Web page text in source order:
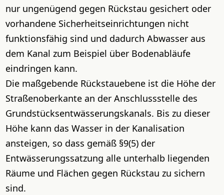
nur ungenügend gegen Rückstau gesichert oder
vorhandene Sicherheitseinrichtungen nicht
funktionsfähig sind und dadurch Abwasser aus
dem Kanal zum Beispiel über Bodenabläufe
eindringen kann.
Die maßgebende Rückstauebene ist die Höhe der
Straßenoberkante an der Anschlussstelle des
Grundstücksentwässerungskanals. Bis zu dieser
Höhe kann das Wasser in der Kanalisation
ansteigen, so dass gemäß §9(5) der
Entwässerungssatzung alle unterhalb liegenden
Räume und Flächen gegen Rückstau zu sichern
sind.